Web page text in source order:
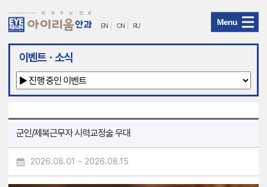
아
리
움
EN CN RU Menu
이벤트ㆍ소식
군인/제복근무자 시력교정술 우대
2026.08.01 ~ 2026.08.15